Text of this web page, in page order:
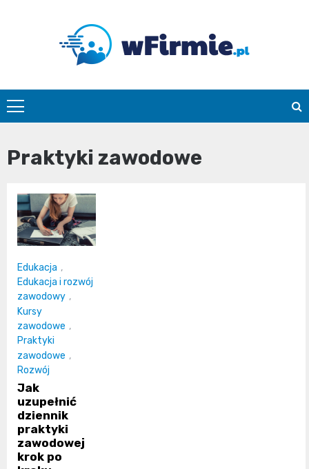
Wfirmie.pl
Praktyki zawodowe
Edukacja ,
Edukacja i rozwój
zawodowy ,
Kursy
zawodowe ,
Praktyki
zawodowe ,
Rozwój
Jak
uzupełnić
dziennik
praktyki
zawodowej
krok po